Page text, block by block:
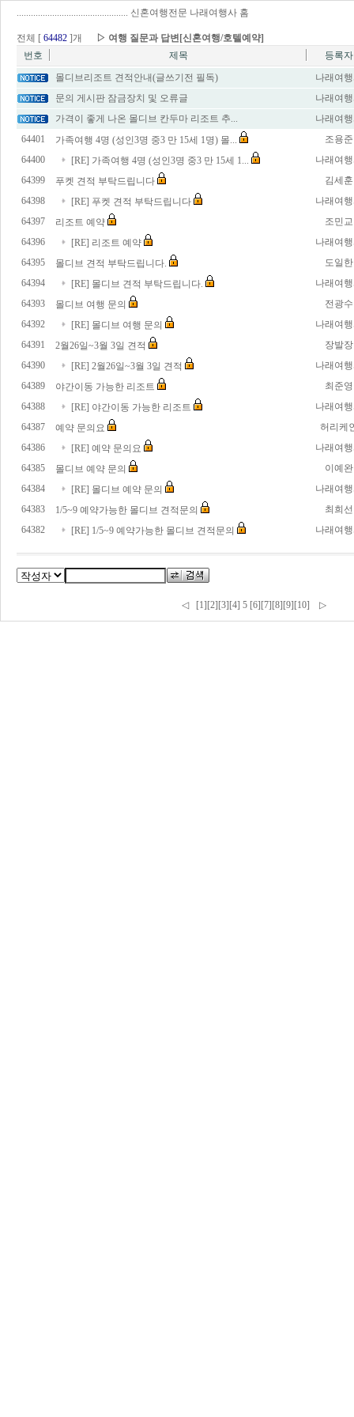
............................................... 신혼여행전문 나래여행사 홈
전체 [ 64482 ]개
▷ 여행 질문과 답변[신혼여행/호텔예약]
번호
제목
등록자
몰디브리조트 견적안내(글쓰기전 필독)
나래여
문의 게시판 잠금장치 및 오류글
나래여
가격이 좋게 나온 몰디브 칸두마 리조트 추...
나래여
64401
가족여행 4명 (성인3명 중3 만 15세 1명) 몰...
조용준
64400
[RE] 가족여행 4명 (성인3명 중3 만 15세 1...
나래여
64399
푸켓 견적 부탁드립니다
김세훈
64398
[RE] 푸켓 견적 부탁드립니다
나래여
64397
리조트 예약
조민교
64396
[RE] 리조트 예약
나래여
64395
몰디브 견적 부탁드립니다.
도일한
64394
[RE] 몰디브 견적 부탁드립니다.
나래여
64393
몰디브 여행 문의
전광수
64392
[RE] 몰디브 여행 문의
나래여
64391
2월26일~3월 3일 견적
장발장
64390
[RE] 2월26일~3월 3일 견적
나래여
64389
야간이동 가능한 리조트
최준영
64388
[RE] 야간이동 가능한 리조트
나래여
64387
예약 문의요
허리케
64386
[RE] 예약 문의요
나래여
64385
몰디브 예약 문의
이예완
64384
[RE] 몰디브 예약 문의
나래여
64383
1/5~9 예약가능한 몰디브 견적문의
최희선
64382
[RE] 1/5~9 예약가능한 몰디브 견적문의 나래여
◁ [1] [2] [3] [4] 5 [6] [7] [8] [9] [10] ▷